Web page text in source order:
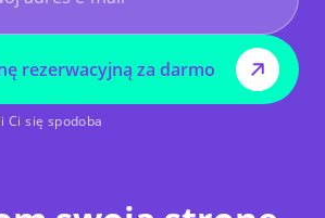
rezerwacyjną za darmo
Ci się spodoba